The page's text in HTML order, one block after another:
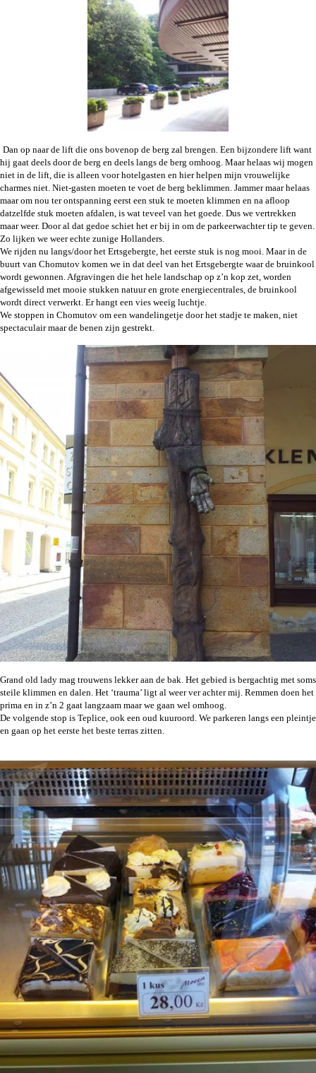
Dan op naar de lift die ons bovenop de berg zal brengen. Een bijzondere lift want
hij gaat deels door de berg en deels langs de berg omhoog. Maar helaas wij mogen
niet in de lift, die is alleen voor hotelgasten en hier helpen mijn vrouwelijke
charmes niet. Niet-gasten moeten te voet de berg beklimmen. Jammer maar helaas
maar om nou ter ontspanning eerst een stuk te moeten klimmen en na afloop
datzelfde stuk moeten afdalen, is wat teveel van het goede. Dus we vertrekken
maar weer. Door al dat gedoe schiet het er bij in om de parkeerwachter tip te geven.
Zo lijken we weer echte zunige Hollanders.
We rijden nu langs/door het Ertsgebergte, het eerste stuk is nog mooi. Maar in de
buurt van Chomutov komen we in dat deel van het Ertsgebergte waar de bruinkool
wordt gewonnen. Afgravingen die het hele landschap op z’n kop zet, worden
afgewisseld met mooie stukken natuur en grote energiecentrales, de bruinkool
wordt direct verwerkt. Er hangt een vies weeïg luchtje.
We stoppen in Chomutov om een wandelingetje door het stadje te maken, niet
spectaculair maar de benen zijn gestrekt.
Grand old lady mag trouwens lekker aan de bak. Het gebied is bergachtig met soms
steile klimmen en dalen. Het ‘trauma’ ligt al weer ver achter mij. Remmen doen het
prima en in z’n 2 gaat langzaam maar we gaan wel omhoog.
De volgende stop is Teplice, ook een oud kuuroord. We parkeren langs een pleintje
en gaan op het eerste het beste terras zitten.